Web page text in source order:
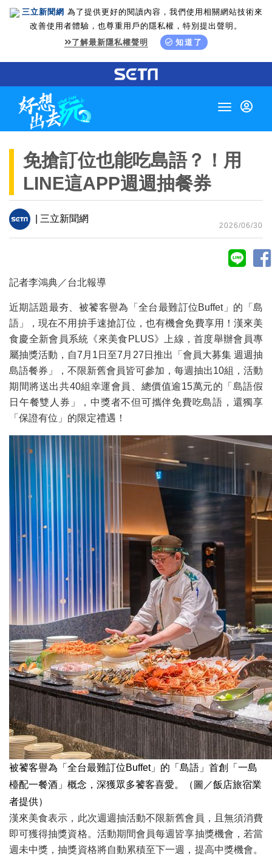
三立新聞網 為了提供更好的閱讀內容，我們使用相關網站技術來
改善使用者體驗，也尊重用戶的隱私權，特別提出聲明。
了解最新隱私權聲明
知道了
Toggle
免搶訂位也能吃島語？！用
LINE這APP週週抽餐券
| 三立新聞網
2026/06/30
記者李鴻典／台北報導
近期話題最夯、被饕客譽為「全台最難訂位Buffet」的「島
語」，現在不用拚手速搶訂位，也有機會免費享用！漢來美
食慶全新會員系統《來美食PLUS》上線，首度舉辦會員專
屬抽獎活動，自7月1日至7月27日推出「會員大募集 週週抽
島語餐券」，不限新舊會員皆可參加，每週抽出10組，活動
期間將送出共40組幸運會員、總價值逾15萬元的「島語假
日午餐雙人券」，中獎者不但可攜伴免費吃島語，還獨享
「保證有位」的限定禮遇！
被饕客譽為「全台最難訂位Buffet」的「島語」首創「一島
檯配一餐酒」概念，深獲眾多饕客喜愛。（圖／飯店旅宿業
者提供）
漢來美食表示，此次週週抽活動不限新舊會員，且無須消費
即可獲得抽獎資格。活動期間會員每週皆享抽獎機會，若當
週未中獎，抽獎資格將自動累積至下一週，提高中獎機會。